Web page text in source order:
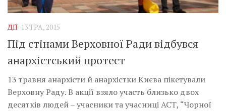
ДІЇ 13 ТРА, 2015
Під стінами Верховної Ради відбувся
анархістський протест
13 травня анархісти й анархістки Києва пікетували
Верховну Раду. В акції взяло участь близько двох
десятків людей – учасники та учасниці АСТ, “Чорної